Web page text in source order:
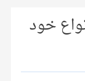
خود